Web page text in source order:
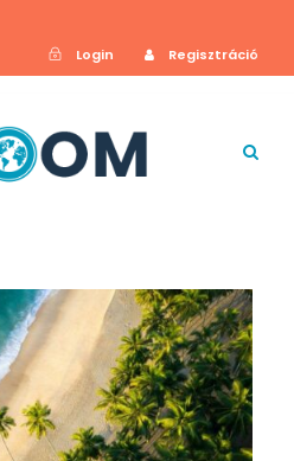
Login
Regisztráció